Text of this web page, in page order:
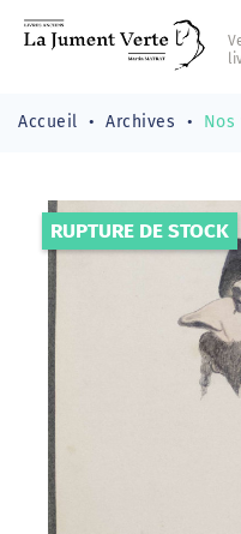
Accueil Archives
RUPTURE DE STOCK